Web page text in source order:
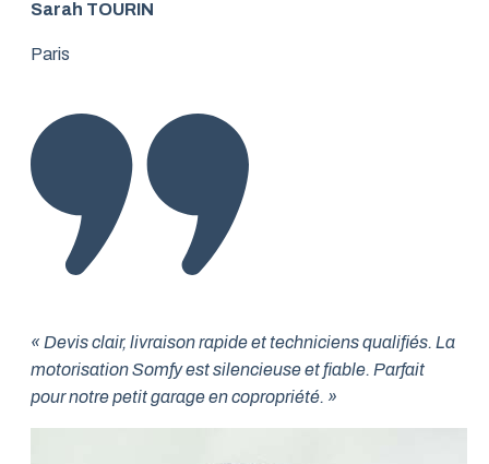
Sarah TOURIN
Paris
« Devis clair, livraison rapide et techniciens qualifiés. La
motorisation Somfy est silencieuse et fiable. Parfait
pour notre petit garage en copropriété. »